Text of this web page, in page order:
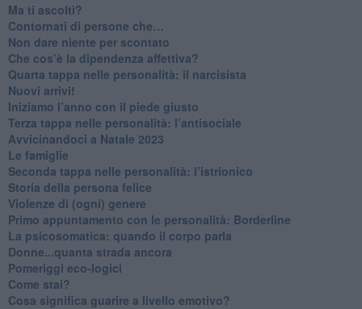
Ma ti ascolti?
Contornati di persone che…
Non dare niente per scontato
Che cos’è la dipendenza affettiva?
Quarta tappa nelle personalità: il narcisista
​Nuovi arrivi!
​Iniziamo l’anno con il piede giusto
​Terza tappa nelle personalità: l’antisociale
​Avvicinandoci a Natale 2023
Le famiglie
Seconda tappa nelle personalità: l’istrionico
​Storia della persona felice
Violenze di (ogni) genere
​Primo appuntamento con le personalità: Borderline
La psicosomatica: quando il corpo parla
Donne...quanta strada ancora
​Pomeriggi eco-logici
​Come stai?
Cosa significa guarire a livello emotivo?